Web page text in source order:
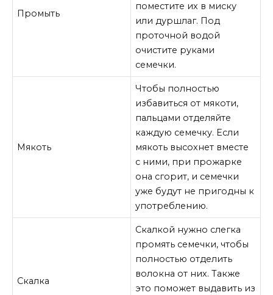
Промыть
поместите их в миску
или дуршлаг. Под
проточной водой
очистите руками
семечки.
Мякоть
Чтобы полностью
избавиться от мякоти,
пальцами отделяйте
каждую семечку. Если
мякоть высохнет вместе
с ними, при прожарке
она сгорит, и семечки
уже будут не пригодны к
употреблению.
Скалка
Скалкой нужно слегка
промять семечки, чтобы
полностью отделить
волокна от них. Также
это поможет выдавить из